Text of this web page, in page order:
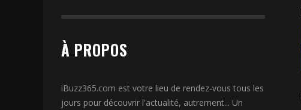
À PROPOS
iBuzz365.com est votre lieu de rendez-vous tous les
jours pour découvrir l'actualité, autrement... Un